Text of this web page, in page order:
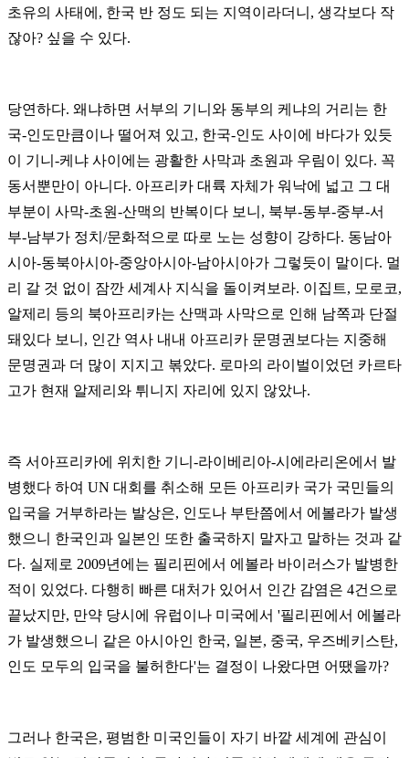
초유의 사태에, 한국 반 정도 되는 지역이라더니, 생각보다 작
잖아? 싶을 수 있다.
당연하다. 왜냐하면 서부의 기니와 동부의 케냐의 거리는 한
국-인도만큼이나 떨어져 있고, 한국-인도 사이에 바다가 있듯
이 기니-케냐 사이에는 광활한 사막과 초원과 우림이 있다. 꼭
동서뿐만이 아니다. 아프리카 대륙 자체가 워낙에 넓고 그 대
부분이 사막-초원-산맥의 반복이다 보니, 북부-동부-중부-서
부-남부가 정치/문화적으로 따로 노는 성향이 강하다. 동남아
시아-동북아시아-중앙아시아-남아시아가 그렇듯이 말이다. 멀
리 갈 것 없이 잠깐 세계사 지식을 돌이켜보라. 이집트, 모로코,
알제리 등의 북아프리카는 산맥과 사막으로 인해 남쪽과 단절
돼있다 보니, 인간 역사 내내 아프리카 문명권보다는 지중해
문명권과 더 많이 지지고 볶았다. 로마의 라이벌이었던 카르타
고가 현재 알제리와 튀니지 자리에 있지 않았나.
즉 서아프리카에 위치한 기니-라이베리아-시에라리온에서 발
병했다 하여 UN 대회를 취소해 모든 아프리카 국가 국민들의
입국을 거부하라는 발상은, 인도나 부탄쯤에서 에볼라가 발생
했으니 한국인과 일본인 또한 출국하지 말자고 말하는 것과 같
다. 실제로 2009년에는 필리핀에서 에볼라 바이러스가 발병한
적이 있었다. 다행히 빠른 대처가 있어서 인간 감염은 4건으로
끝났지만, 만약 당시에 유럽이나 미국에서 '필리핀에서 에볼라
가 발생했으니 같은 아시아인 한국, 일본, 중국, 우즈베키스탄,
인도 모두의 입국을 불허한다'는 결정이 나왔다면 어땠을까?
그러나 한국은, 평범한 미국인들이 자기 바깥 세계에 관심이